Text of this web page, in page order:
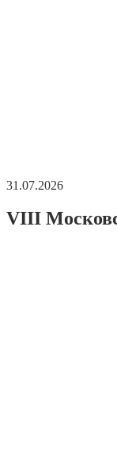
31.07.2026
VIII